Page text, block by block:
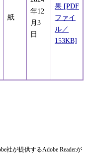
紙
年12
月3
日
果 [PDF
ファイ
ル／
153KB]
社が提供するAdobe Readerが